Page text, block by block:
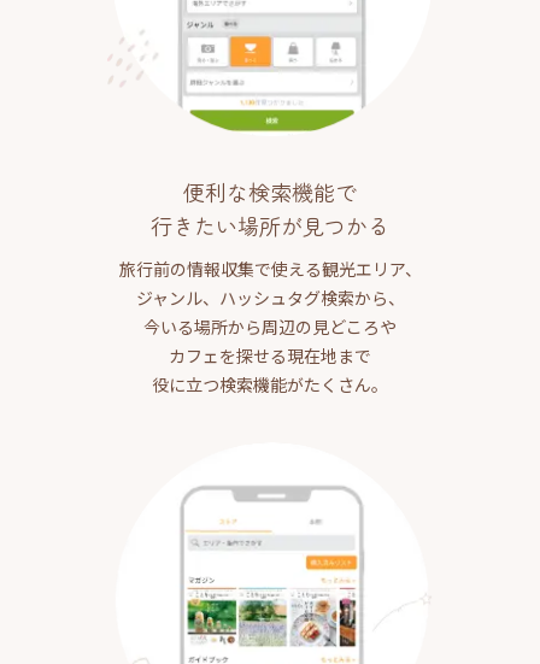
便利な検索機能で
行きたい場所が見つかる
旅行前の情報収集で使える観光エリア、
ジャンル、ハッシュタグ検索から、
今いる場所から周辺の見どころや
カフェを探せる現在地まで
役に立つ検索機能がたくさん。